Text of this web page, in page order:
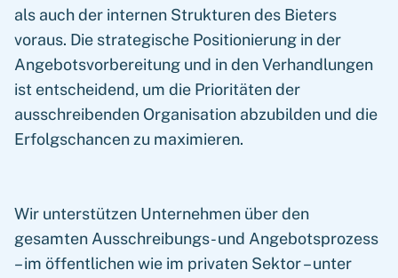
als auch der internen Strukturen des Bieters
voraus. Die strategische Positionierung in der
Angebotsvorbereitung und in den Verhandlungen
ist entscheidend, um die Prioritäten der
ausschreibenden Organisation abzubilden und die
Erfolgschancen zu maximieren.
Wir unterstützen Unternehmen über den
gesamten Ausschreibungs- und Angebotsprozess
– im öffentlichen wie im privaten Sektor – unter